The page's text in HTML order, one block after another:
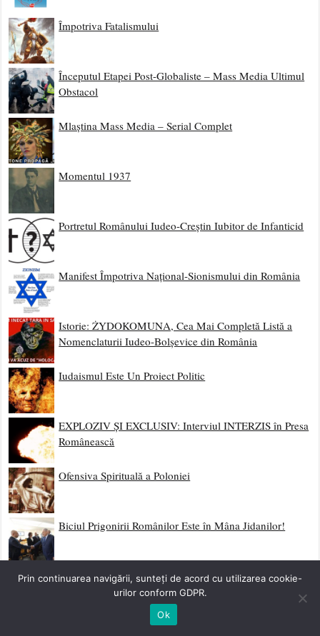
Împotriva Fatalismului
Începutul Etapei Post-Globaliste – Mass Media Ultimul
Obstacol
Mlaștina Mass Media – Serial Complet
Momentul 1937
Portretul Românului Iudeo-Creștin Iubitor de Infanticid
Manifest Împotriva Național-Sionismului din România
Istorie: ŻYDOKOMUNA, Cea Mai Completă Listă a
Nomenclaturii Iudeo-Bolșevice din România
Iudaismul Este Un Proiect Politic
EXPLOZIV ȘI EXCLUSIV: Interviul INTERZIS în Presa
Românească
Ofensiva Spirituală a Poloniei
Biciul Prigonirii Românilor Este în Mâna Jidanilor!
TALMUDISMUL ESTE ESENȚA SATANISMULUI
Viciul Matematic Elementar (V.M.E.)
Prin continuarea navigării, sunteți de acord cu utilizarea cookie-
urilor conform GDPR.
Ok